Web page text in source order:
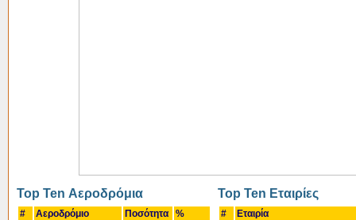
Top Ten Αεροδρόμια
# Αεροδρόμιο Ποσότητα %
Top Ten Εταιρίες
# Εταιρία